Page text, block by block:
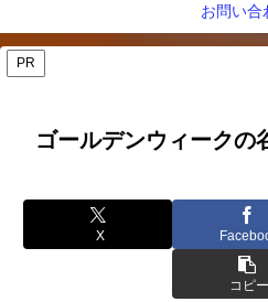
お問い合
PR
ゴールデンウィークの
X
コピー